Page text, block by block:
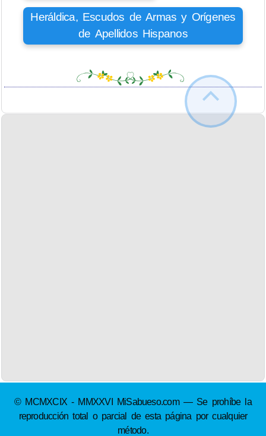
Heráldica, Escudos de Armas y Orígenes
de Apellidos Hispanos
© MCMXCIX - MMXXVI MiSabueso.com — Se prohíbe la
reproducción total o parcial de esta página por cualquier
método.